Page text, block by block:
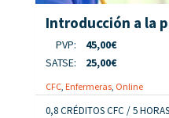
Introducción a la
PVP: 45,00€
SATSE:
25,00€
CFC, Enfermeras, Online
0,8 CRÉDITOS CFC / 5 HORAS